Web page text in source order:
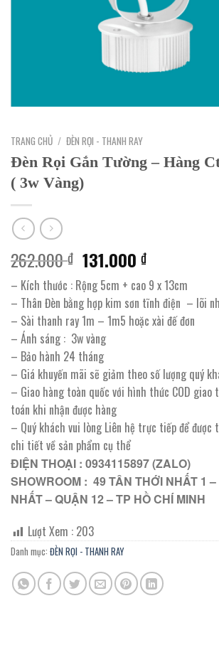
TRANG CHỦ / ĐÈN RỌI - THANH RAY
Đèn Rọi Gắn Tường – Hàng
( 3w Vàng)
262.000₫ Giá
gốc
là:
262.000 ₫.
131.000₫Giá
hiện
tại
là:
131.000 ₫.
– Kích thước : Rộng 5cm + cao 9 x 13cm
– Thân Đèn bằng hợp kim sơn tĩnh điện – lõi
– Sài thanh ray 1m – 1m5 hoặc xài đế đơn
– Ánh sáng : 3w vàng
– Bảo hành 24 tháng
– Giá khuyến mãi sẽ giảm theo số lượng quý
– Giao hàng toàn quốc với hình thức COD giao
toán khi nhận được hàng
– Quý khách vui lòng Liên hệ trực tiếp để được
chi tiết về sản phẩm cụ thể
ĐIỆN THOẠI : 0934115897 (ZALO)
SHOWROOM : 49 TÂN THỚI NHẤT 1 –
NHẤT – QUẬN 12 – TP HỒ CHÍ MINH
Lượt Xem : 203
Danh mục: ĐÈN RỌI - THANH RAY